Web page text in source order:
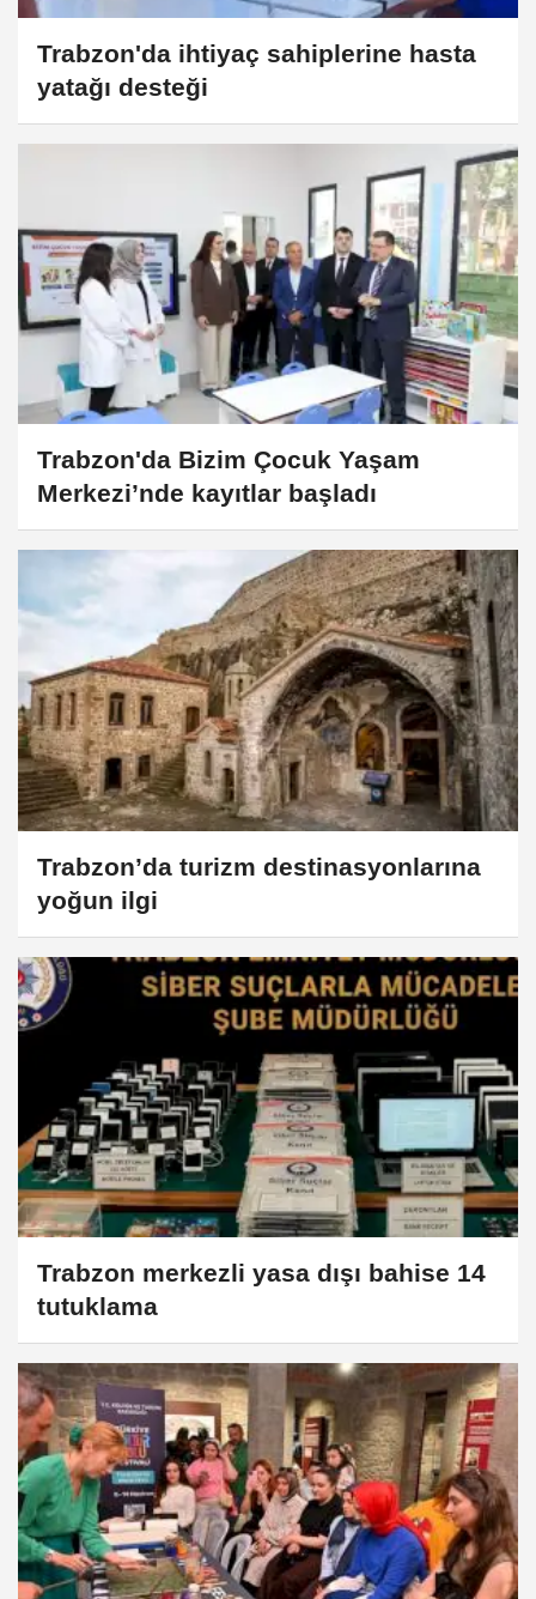
Trabzon'da ihtiyaç sahiplerine hasta
yatağı desteği
Trabzon'da Bizim Çocuk Yaşam
Merkezi’nde kayıtlar başladı
Trabzon’da turizm destinasyonlarına
yoğun ilgi
Trabzon merkezli yasa dışı bahise 14
tutuklama